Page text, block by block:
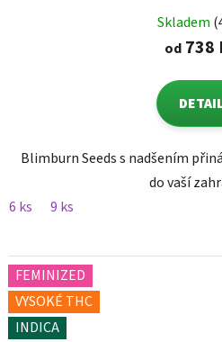
Skladem
od738
Blimburn Seeds s nadšením
do vaší
6 ks
9 ks
FEMINIZED
VYSOKÉ THC
INDICA